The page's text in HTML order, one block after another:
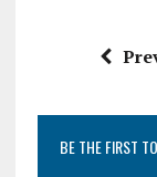
BE THE FIRST